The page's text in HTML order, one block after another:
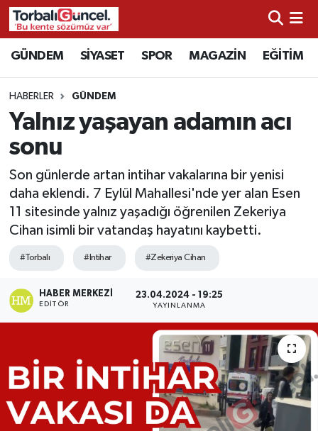
GÜNDEM SİYASET SPOR MAGAZİN EĞİTİM
HABERLER GÜNDEM
Yalnız yaşayan adamın acı
sonu
Son günlerde artan intihar vakalarına bir yenisi
daha eklendi. 7 Eylül Mahallesi'nde yer alan Esen
11 sitesinde yalnız yaşadığı öğrenilen Zekeriya
Cihan isimli bir vatandaş hayatını kaybetti.
#Torbalı #Intihar #Zekeriya Cihan
HABER MERKEZI
EDITÖR
23.04.2024 - 19:25
YAYINLANMA
İzmir Nöbetçi Eczaneler
İzmir Hava Durumu
İzmir Namaz Vakitleri
Süper Lig Puan Durumu ve Fikstür
Tüm Manşetler
Haber Arşivi